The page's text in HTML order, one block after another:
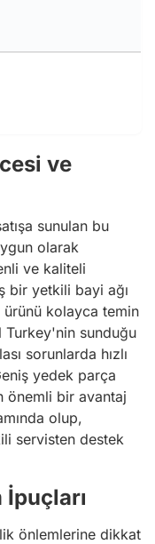
ve
sunulan bu
olarak
ve kaliteli
bir yetkili bayi ağı
ürünü kolayca temin
Turkey'nin sunduğu
sorunlarda hızlı
yedek parça
önemli bir avantaj
olup,
servisten destek
önlemlerine dikkat